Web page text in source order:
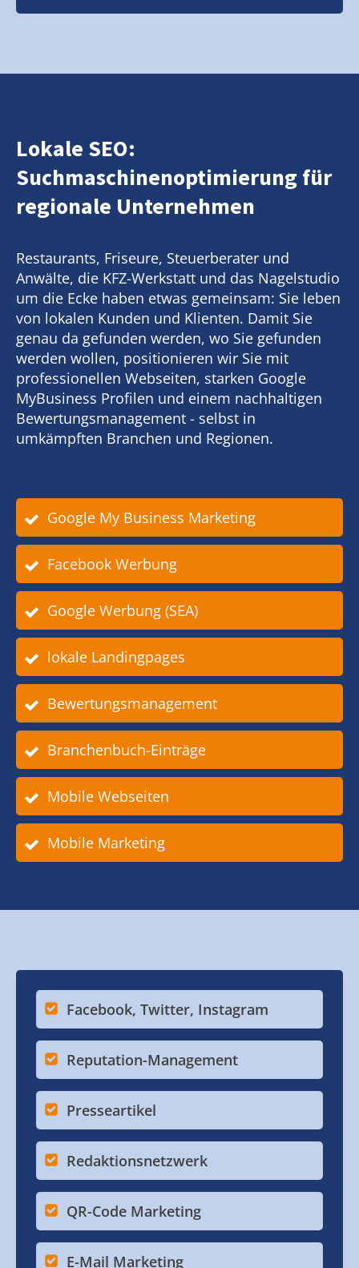
Lokale SEO:
Suchmaschinenoptimierung für
regionale Unternehmen
Restaurants, Friseure, Steuerberater und
Anwälte, die KFZ-Werkstatt und das Nagelstudio
um die Ecke haben etwas gemeinsam: Sie leben
von lokalen Kunden und Klienten. Damit Sie
genau da gefunden werden, wo Sie gefunden
werden wollen, positionieren wir Sie mit
professionellen Webseiten, starken Google
MyBusiness Profilen und einem nachhaltigen
Bewertungsmanagement - selbst in
umkämpften Branchen und Regionen.
Google My Business Marketing
Facebook Werbung
Google Werbung (SEA)
lokale Landingpages
Bewertungsmanagement
Branchenbuch-Einträge
Mobile Webseiten
Mobile Marketing
Facebook, Twitter, Instagram
Reputation-Management
Presseartikel
Redaktionsnetzwerk
QR-Code Marketing
E-Mail Marketing